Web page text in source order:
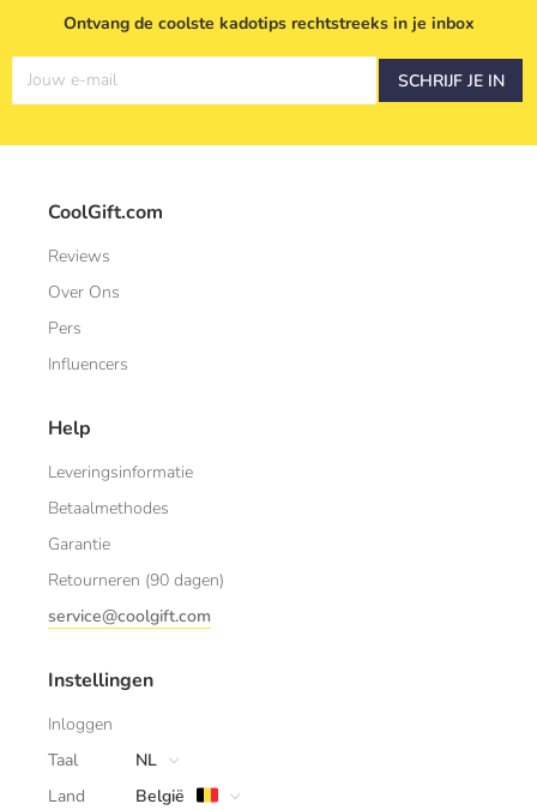
Ontvang de coolste kadotips rechtstreeks in je inbox
Jouw e-mail SCHRIJF JE IN
CoolGift.com
Reviews
Over Ons
Pers
Influencers
Help
Leveringsinformatie
Betaalmethodes
Garantie
Retourneren (90 dagen)
service@coolgift.com
Instellingen
Inloggen
Taal
NL
Land
België